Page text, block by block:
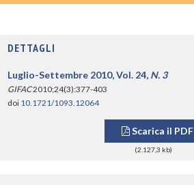
DETTAGLI
Luglio-Settembre 2010, Vol. 24, N. 3
GIFAC2010;24(3):377-403
doi 10.1721/1093.12064
Scarica il PDF
(2.127,3 kb)